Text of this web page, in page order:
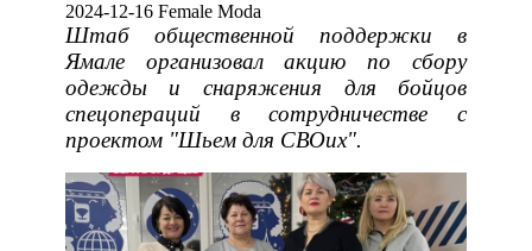
2024-12-16 Female Moda
Штаб общественной поддержки в
Ямале организовал акцию по сбору
одежды и снаряжения для бойцов
спецопераций в сотрудничестве с
проектом "Шьем для СВОих".